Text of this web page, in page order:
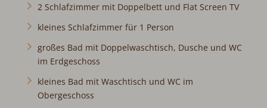
2 Schlafzimmer mit Doppelbett und Flat Screen TV
kleines Schlafzimmer für 1 Person
großes Bad mit Doppelwaschtisch, Dusche und WC
im Erdgeschoss
kleines Bad mit Waschtisch und WC im
Obergeschoss